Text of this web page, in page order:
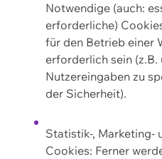
Notwendige (auch:
erforderliche)
für den Betrieb einer
erforderlich sein
Nutzereingaben zu
der Sicherheit).
Statistik-, Marketing-
Cookies: Ferner